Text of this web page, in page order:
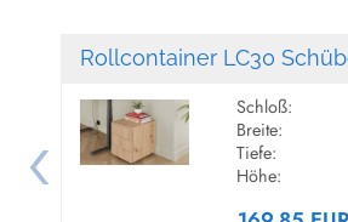
Rollcontainer LC30
Schloß:
Breite:
Tiefe:
Höhe: